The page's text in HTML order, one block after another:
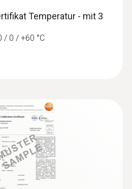
HKL-Set
Temperatur - mit 3
/ 0 / +60 °C